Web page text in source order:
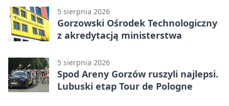
5 sierpnia 2026
Gorzowski Ośrodek Technologiczny
z akredytacją ministerstwa
5 sierpnia 2026
Spod Areny Gorzów ruszyli najlepsi.
Lubuski etap Tour de Pologne